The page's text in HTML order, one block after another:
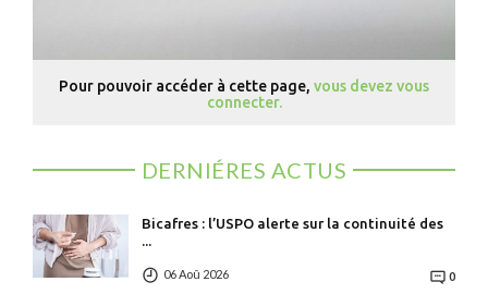
Pour pouvoir accéder à cette page, vous devez vous
connecter.
DERNIÉRES ACTUS
Bicafres : l’USPO alerte sur la continuité des
...
06 Aoû 2026 0